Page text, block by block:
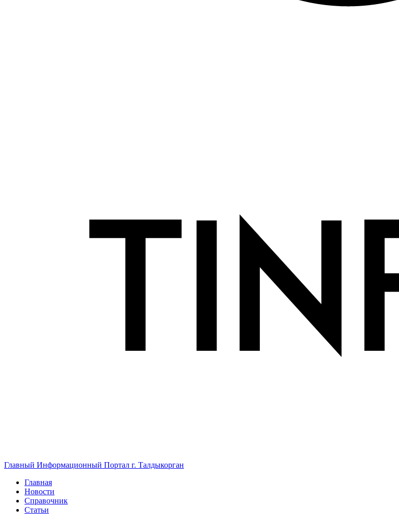
Главный Информационный Портал г. Талдыкорган
Главная
Новости
Справочник
Статьи